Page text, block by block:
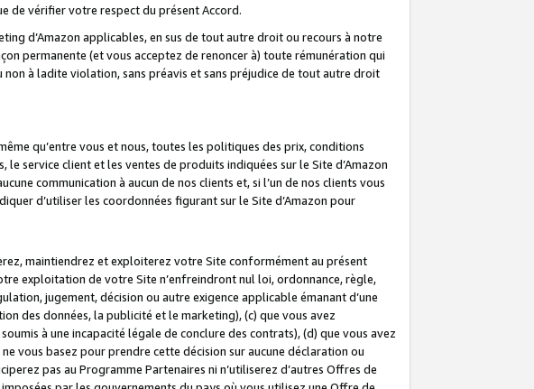
de vérifier votre respect du présent Accord.
d’Amazon applicables, en sus de tout autre droit ou recours à notre
permanente (et vous acceptez de renoncer à) toute rémunération qui
à ladite violation, sans préavis et sans préjudice de tout autre droit
qu’entre vous et nous, toutes les politiques des prix, conditions
service client et les ventes de produits indiquées sur le Site d’Amazon
communication à aucun de nos clients et, si l’un de nos clients vous
d’utiliser les coordonnées figurant sur le Site d’Amazon pour
maintiendrez et exploiterez votre Site conformément au présent
exploitation de votre Site n’enfreindront nul loi, ordonnance, règle,
jugement, décision ou autre exigence applicable émanant d’une
des données, la publicité et le marketing), (c) que vous avez
à une incapacité légale de conclure des contrats), (d) que vous avez
vous basez pour prendre cette décision sur aucune déclaration ou
pas au Programme Partenaires ni n’utiliserez d’autres Offres de